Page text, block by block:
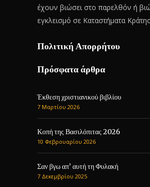
έχουν βιώσει στο παρελθόν ή
εγκλεισμό σε Καταστήματα
Πολιτική Απορρήτου
Πρόσφατα άρθρα
Έκθεση χριστιανικού βιβλίου
7 Μαρτίου 2026
Κοπή της Βασιλόπιτας 2026
10 Φεβρουαρίου 2026
Σαν βγω απ’ αυτή τη Φυλακή
7 Δεκεμβρίου 2025